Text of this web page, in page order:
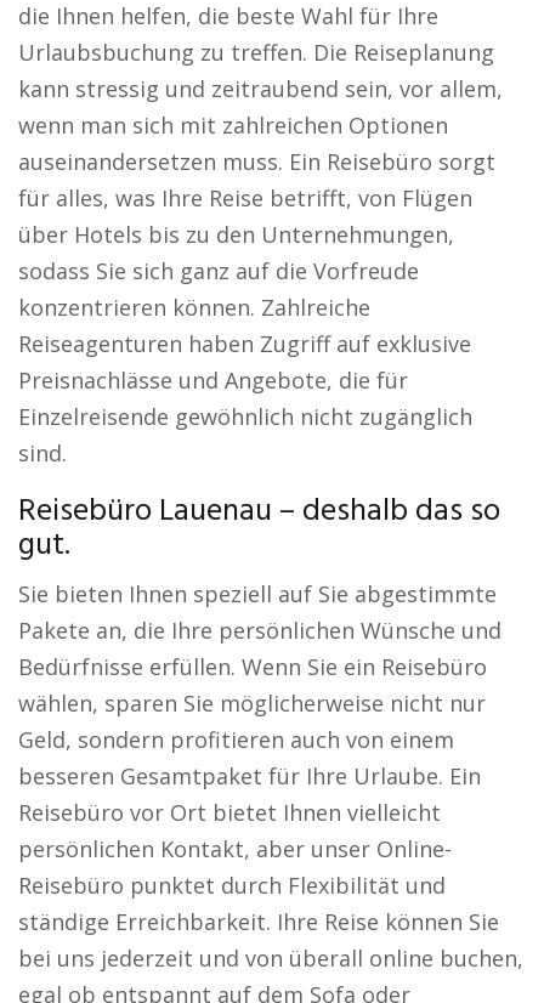
die Ihnen helfen, die beste Wahl für Ihre
Urlaubsbuchung zu treffen. Die Reiseplanung
kann stressig und zeitraubend sein, vor allem,
wenn man sich mit zahlreichen Optionen
auseinandersetzen muss. Ein Reisebüro sorgt
für alles, was Ihre Reise betrifft, von Flügen
über Hotels bis zu den Unternehmungen,
sodass Sie sich ganz auf die Vorfreude
konzentrieren können. Zahlreiche
Reiseagenturen haben Zugriff auf exklusive
Preisnachlässe und Angebote, die für
Einzelreisende gewöhnlich nicht zugänglich
sind.
Reisebüro Lauenau – deshalb das so
gut.
Sie bieten Ihnen speziell auf Sie abgestimmte
Pakete an, die Ihre persönlichen Wünsche und
Bedürfnisse erfüllen. Wenn Sie ein Reisebüro
wählen, sparen Sie möglicherweise nicht nur
Geld, sondern profitieren auch von einem
besseren Gesamtpaket für Ihre Urlaube. Ein
Reisebüro vor Ort bietet Ihnen vielleicht
persönlichen Kontakt, aber unser Online-
Reisebüro punktet durch Flexibilität und
ständige Erreichbarkeit. Ihre Reise können Sie
bei uns jederzeit und von überall online buchen,
egal ob entspannt auf dem Sofa oder